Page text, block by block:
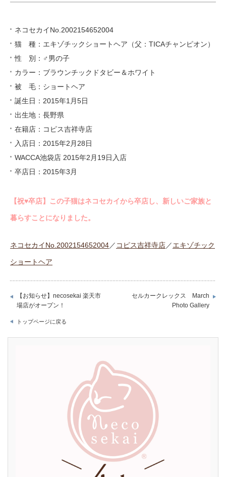
ネコセカイNo.2002154652004
猫 種：エキゾチックショートヘア（父：TICAチャンピオン）
性 別：♂男の子
カラー：ブラウンチックドタビー＆ホワイト
被 毛：ショートヘア
誕生日：2015年1月5日
出生地：長野県
在籍店：コピス吉祥寺店
入店日：2015年2月28日
WACCA池袋店 2015年2月19日入店
卒店日：2015年3月
【祝♥︎卒店】この子猫はネコセカイから卒店し、新しいご家族と
暮らすことになりました。
ネコセカイNo.2002154652004／ コピス吉祥寺店／エキゾチック
ショートヘア
【お知らせ】necosekai 楽天市
場店がオープン！
セルカークレックス March
Photo Gallery
トップページに戻る